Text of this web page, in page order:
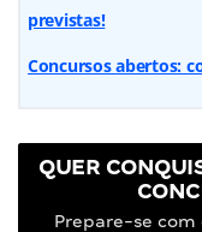
previstas!
Concursos abertos:
QUER
Prepare-se